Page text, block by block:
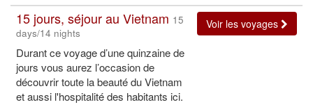
15 jours, séjour au Vietnam 15
days/14 nights
Durant ce voyage d’une quinzaine de
jours vous aurez l’occasion de
découvrir toute la beauté du Vietnam
et aussi l'hospitalité des habitants ici.
Voir les voyages